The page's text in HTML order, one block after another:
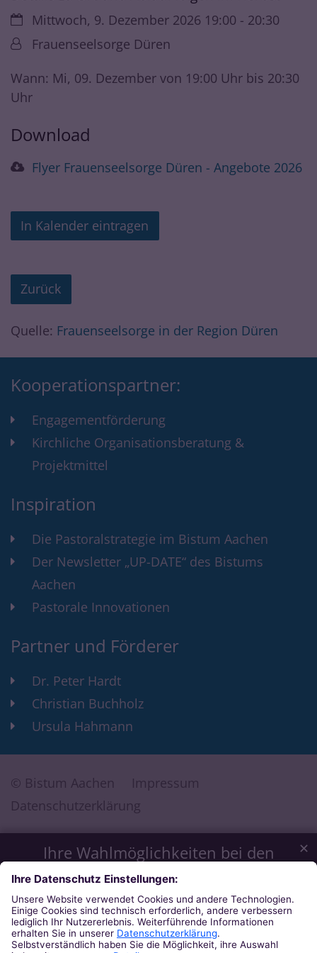
Ihre Wahlmöglichkeiten bei den
Einstellungen zum Datenschutz
Wir möchten Ihnen ein optimales Webseiten-Erlebnis bieten.
Dazu verwenden wir Cookies, die für das Funktionieren
unserer Website notwendig sind. Mit Ihrer Zustimmung
verwenden wir auch Cookies und andere Technologien, die
zur Anzeige externer Inhalte (Videos über Youtube, Audios
✕
Datum:Mittwoch, 9. Dezember 2026 19:00 - 20:30
Von:Frauenseelsorge Düren
Wann: Mi, 09. Dezember von 19:00 Uhr bis 20:30
Uhr
Download
Flyer Frauenseelsorge Düren - Angebote 2026
In Kalender eintragen
Zurück
Quelle: Frauenseelsorge in der Region Düren
Kooperationspartner:
Engagementförderung
Kirchliche Organisationsberatung &
Projektmittel
Inspiration
Die Pastoralstrategie im Bistum Aachen
Der Newsletter „UP-DATE“ des Bistums
Aachen
Pastorale Innovationen
Partner und Förderer
Dr. Peter Hardt
Christian Buchholz
Ursula Hahmann
© Bistum Aachen
Impressum
Datenschutzerklärung